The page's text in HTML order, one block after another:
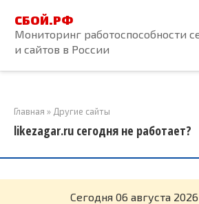
контенту
СБОЙ.РФ
Мониторинг работоспособности
и сайтов в России
Главная » Другие сайты
likezagar.ru сегодня не работает?
Cегодня 06 августа